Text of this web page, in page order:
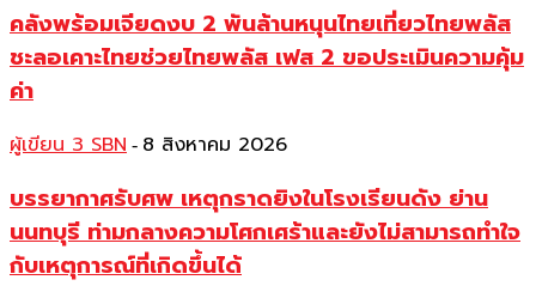
คลังพร้อมเจียดงบ 2 พันล้านหนุนไทยเที่ยวไทยพลัส
ชะลอเคาะไทยช่วยไทยพลัส เฟส 2 ขอประเมินความคุ้ม
ค่า
ผู้เขียน 3 SBN - 8 สิงหาคม 2026
บรรยากาศรับศพ เหตุกราดยิงในโรงเรียนดัง ย่าน
นนทบุรี ท่ามกลางความโศกเศร้าและยังไม่สามารถทำใจ
กับเหตุการณ์ที่เกิดขึ้นได้